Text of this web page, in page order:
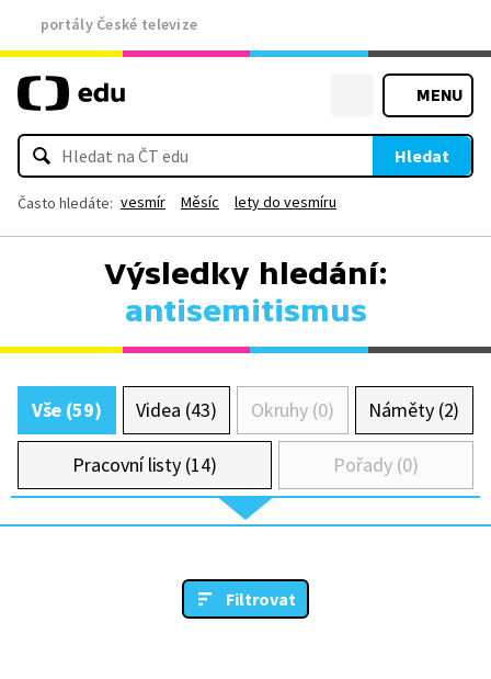
portály České televize
MENU
Hledat
Často hledáte: vesmír Měsíc lety do vesmíru
Výsledky hledání:
antisemitismus
Vše (59) Videa (43) Okruhy (0) Náměty (2)
Pracovní listy (14) Pořady (0)
Filtrovat